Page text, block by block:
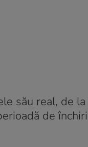
său real, de
de